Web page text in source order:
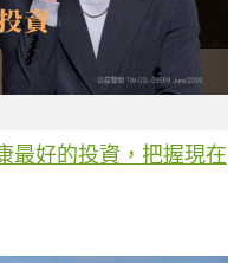
最好的投資，把握現在